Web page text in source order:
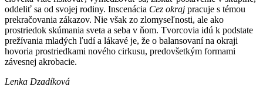
oddeliť sa od svojej rodiny. Inscenácia Cez okraj pracuje s témou
prekračovania zákazov. Nie však zo zlomyseľnosti, ale ako
prostriedok skúmania sveta a seba v ňom. Tvorcovia idú k podstate
prežívania mladých ľudí a lákavé je, že o balansovaní na okraji
hovoria prostriedkami nového cirkusu, predovšetkým formami
závesnej akrobacie.
Lenka Dzadíková